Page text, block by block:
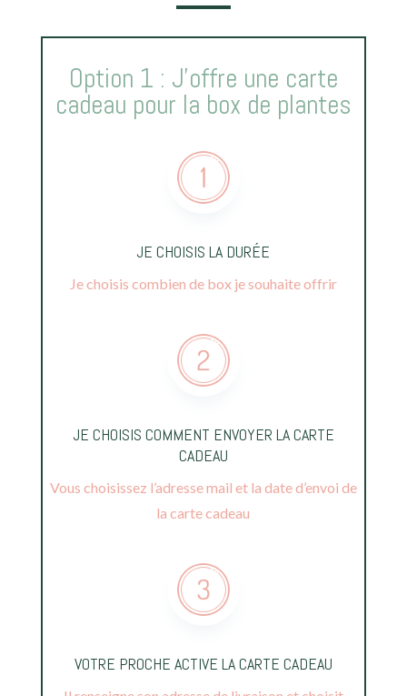
Option 1 : J’offre une carte
cadeau pour la box de plantes
JE CHOISIS LA DURÉE
Je choisis combien de box je souhaite offrir
JE CHOISIS COMMENT ENVOYER LA CARTE
CADEAU
Vous choisissez l’adresse mail et la date d’envoi de
la carte cadeau
VOTRE PROCHE ACTIVE LA CARTE CADEAU